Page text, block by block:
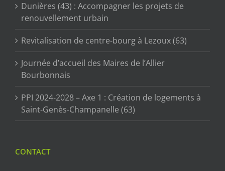
Dunières (43) : Accompagner les projets de
renouvellement urbain
Revitalisation de centre-bourg à Lezoux (63)
Journée d’accueil des Maires de l’Allier
Bourbonnais
PPI 2024-2028 – Axe 1 : Création de logements à
Saint-Genès-Champanelle (63)
CONTACT